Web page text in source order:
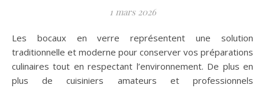
1 mars 2026
Les bocaux en verre représentent une solution
traditionnelle et moderne pour conserver vos préparations
culinaires tout en respectant l’environnement. De plus en
plus de cuisiniers amateurs et professionnels